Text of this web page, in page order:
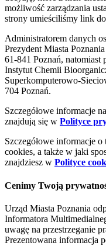
możliwość zarządzania
strony umieściliśmy link do
Administratorem danych
Prezydent Miasta
61-841 Poznań, natomiast
Instytut Chemii
Superkomputerowo-
704 Poznań.
Szczegółowe informacje
znajdują się w Polityce
Szczegółowe informacje
cookies, a także w jaki
znajdziesz w Polityce
Cenimy Twoją
Urząd Miasta Poznania
Informatora
uwagę na przestrzeganie
Prezentowana informacja